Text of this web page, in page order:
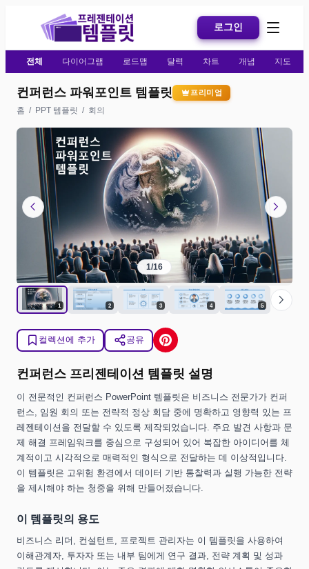
로그인
전체 다이어그램 로드맵 달력 차트 개념 지도
컨퍼런스 파워포인트 템플릿 프리미엄
홈 / PPT 템플릿 / 회의
chevron_left chevron_right
1/16
1 2 3 4 5 chevron_right
컬렉션에 추가 공유
컨퍼런스 프리젠테이션 템플릿 설명
이 전문적인 컨퍼런스 PowerPoint 템플릿은 비즈니스 전문가가 컨퍼
런스, 임원 회의 또는 전략적 정상 회담 중에 명확하고 영향력 있는 프
레젠테이션을 전달할 수 있도록 제작되었습니다. 주요 발견 사항과 문
제 해결 프레임워크를 중심으로 구성되어 있어 복잡한 아이디어를 체
계적이고 시각적으로 매력적인 형식으로 전달하는 데 이상적입니다.
이 템플릿은 고위험 환경에서 데이터 기반 통찰력과 실행 가능한 전략
을 제시해야 하는 청중을 위해 만들어졌습니다.
이 템플릿의 용도
비즈니스 리더, 컨설턴트, 프로젝트 관리자는 이 템플릿을 사용하여
이해관계자, 투자자 또는 내부 팀에게 연구 결과, 전략 계획 및 성과